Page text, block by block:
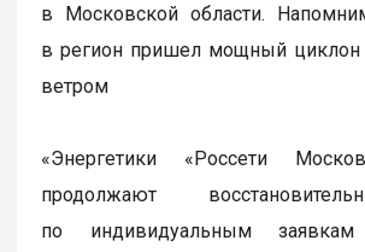
в Московской области.
в регион пришел мощный
ветром
«Энергетики «Россети
продолжают
по индивидуальным заявкам